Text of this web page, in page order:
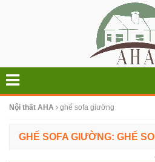
Nội thất AHA ghế sofa giường
GHẾ SOFA GIƯỜNG: GHẾ